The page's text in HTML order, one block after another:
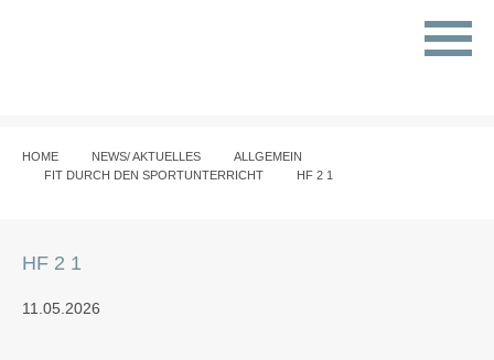
HOME NEWS/ AKTUELLES
ALLGEMEIN
FIT DURCH DEN SPORTUNTERRICHT
HF 2 1
HF 2 1
11.05.2026